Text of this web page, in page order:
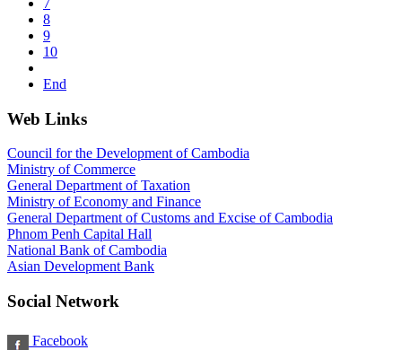
8
9
10
End
Web Links
Council for the Development of Cambodia
Ministry of Commerce
General Department of Taxation
Ministry of Economy and Finance
General Department of Customs and Excise of Cambodia
Phnom Penh Capital Hall
National Bank of Cambodia
Asian Development Bank
Social Network
Facebook